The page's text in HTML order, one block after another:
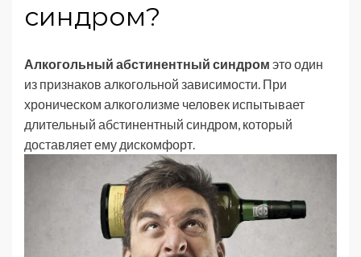
синдром?
Алкогольный абстинентный синдром это один
из признаков алкогольной зависимости. При
хроническом алкоголизме человек испытывает
длительный абстинентный синдром, который
доставляет ему дискомфорт.